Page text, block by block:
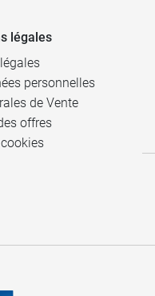
légales
personnelles
de Vente
offres